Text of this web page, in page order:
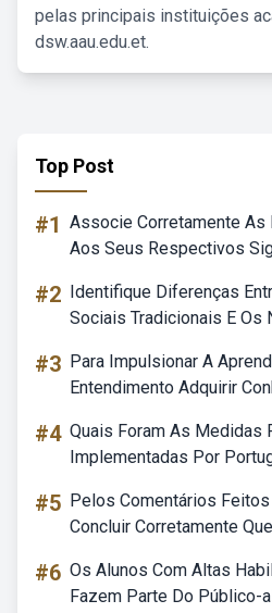
pelas principais instituições
dsw.aau.edu.et.
Top Post
#1 Associe Corretamente
Aos Seus Respectivos
#2 Identifique Diferenças
Sociais Tradicionais E Os
#3 Para Impulsionar A
Entendimento Adquirir
#4 Quais Foram As Medidas
Implementadas Por
#5 Pelos Comentários
Concluir Corretamente Que
#6 Os Alunos Com Altas
Fazem Parte Do Público-